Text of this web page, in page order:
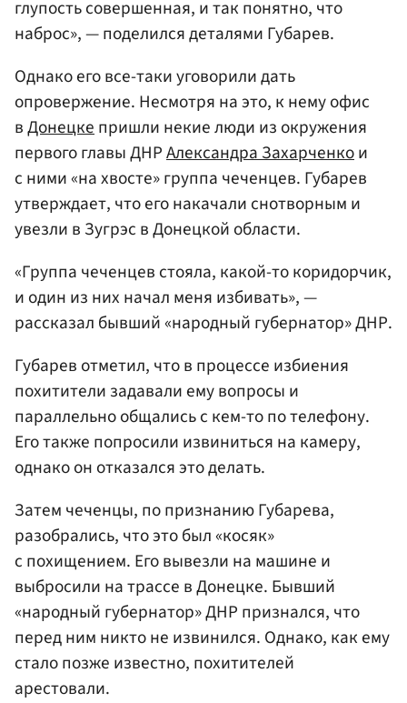
глупость совершенная, и так понятно, что
наброс», — поделился деталями Губарев.
Однако его все-таки уговорили дать
опровержение. Несмотря на это, к нему офис
вДонецкепришли некие люди из окружения
первого главы ДНРАлександра Захарченкои
с ними «на хвосте» группа чеченцев. Губарев
утверждает, что его накачали снотворным и
увезли в Зугрэс в Донецкой области.
«Группа чеченцев стояла, какой-то коридорчик,
и один из них начал меня избивать», —
рассказал бывший «народный губернатор» ДНР.
Губарев отметил, что в процессе избиения
похитители задавали ему вопросы и
параллельно общались с кем-то по телефону.
Его также попросили извиниться на камеру,
однако он отказался это делать.
Затем чеченцы, по признанию Губарева,
разобрались, что это был «косяк»
с похищением. Его вывезли на машине и
выбросили на трассе в Донецке. Бывший
«народный губернатор» ДНР признался, что
перед ним никто не извинился. Однако, как ему
стало позже известно, похитителей
арестовали.